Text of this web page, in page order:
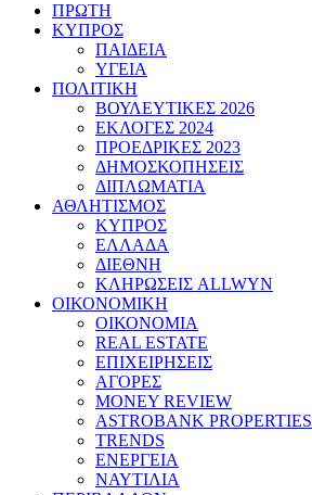
ΠΡΩΤΗ
ΚΥΠΡΟΣ
ΠΑΙΔΕΙΑ
ΥΓΕΙΑ
ΠΟΛΙΤΙΚΗ
ΒΟΥΛΕΥΤΙΚΕΣ 2026
ΕΚΛΟΓΕΣ 2024
ΠΡΟΕΔΡΙΚΕΣ 2023
ΔΗΜΟΣΚΟΠΗΣΕΙΣ
ΔΙΠΛΩΜΑΤΙΑ
ΑΘΛΗΤΙΣΜΟΣ
ΚΥΠΡΟΣ
ΕΛΛΑΔΑ
ΔΙΕΘΝΗ
ΚΛΗΡΩΣΕΙΣ ALLWYN
ΟΙΚΟΝΟΜΙΚΗ
ΟΙΚΟΝΟΜΙΑ
REAL ESTATE
ΕΠΙΧΕΙΡΗΣΕΙΣ
ΑΓΟΡΕΣ
MONEY REVIEW
ASTROBANK PROPERTIES
TRENDS
ΕΝΕΡΓΕΙΑ
ΝΑΥΤΙΛΙΑ